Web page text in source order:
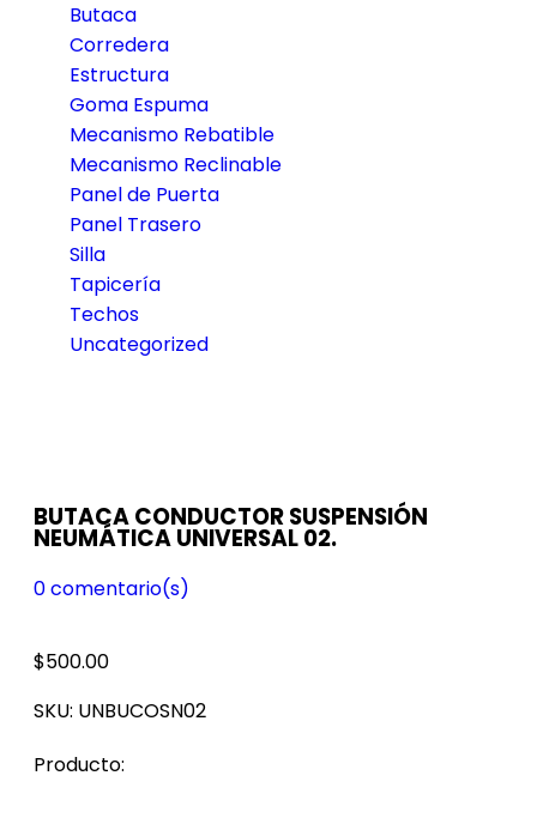
Butaca
Corredera
Estructura
Goma Espuma
Mecanismo Rebatible
Mecanismo Reclinable
Panel de Puerta
Panel Trasero
Silla
Tapicería
Techos
Uncategorized
BUTACA CONDUCTOR SUSPENSIÓN
NEUMÁTICA UNIVERSAL 02.
0comentario(s)
$500.00
SKU: UNBUCOSN02
Producto: